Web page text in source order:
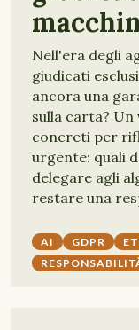
Nell'era degli
giudicati
ancora una
sulla carta? Un
concreti per
urgente: quali
delegare agli
restare una
AI GDPR